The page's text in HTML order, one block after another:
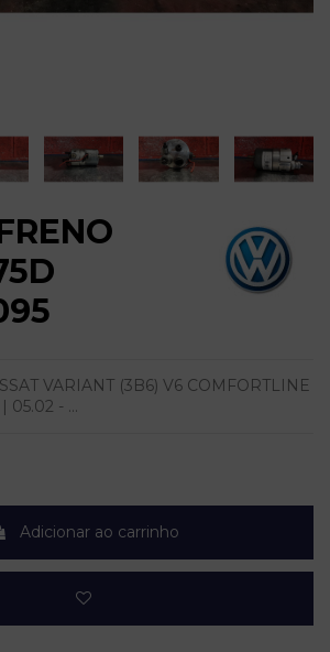
VARIANT (3B6) V6 COMFORTLINE
05.02 - ...
Adicionar ao carrinho